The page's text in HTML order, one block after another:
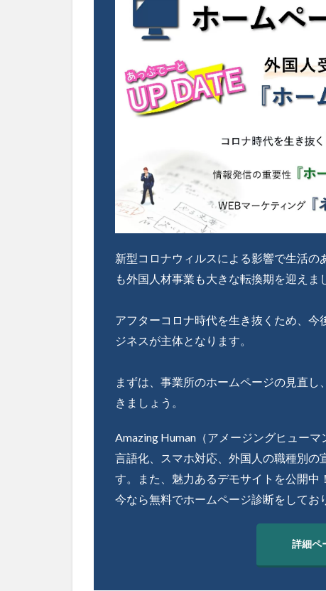
新型コロナウィルスによる影響で生活の
も外国人材事業も大きな転換期を迎えま
アフターコロナ時代を生き抜くため、
ジネスが主体となります。
まずは、事業所のホームページの見直
きましょう。
Amazing Human（アメージングヒュー
言語化、スマホ対応、外国人の職種別の
す。また、魅力あるデモサイトを公開中！
今なら無料でホームページ診断をしてお
詳細ペ